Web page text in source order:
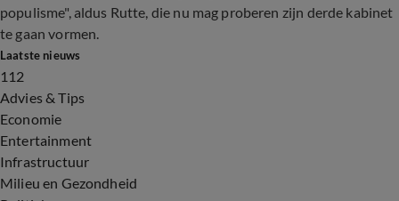
populisme", aldus Rutte, die nu mag proberen zijn derde kabinet
te gaan vormen.
Laatste nieuws
112
Advies & Tips
Economie
Entertainment
Infrastructuur
Milieu en Gezondheid